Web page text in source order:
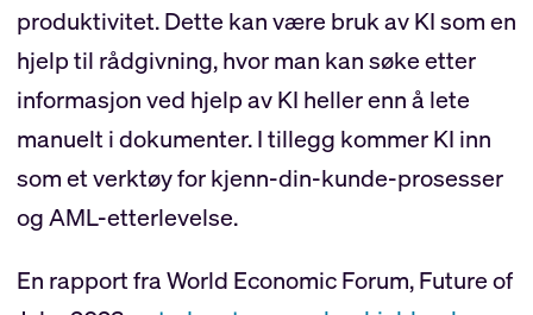
produktivitet. Dette kan være bruk av KI som en
hjelp til rådgivning, hvor man kan søke etter
informasjon ved hjelp av KI heller enn å lete
manuelt i dokumenter. I tillegg kommer KI inn
som et verktøy for kjenn-din-kunde-prosesser
og AML-etterlevelse.
En rapport fra World Economic Forum, Future of